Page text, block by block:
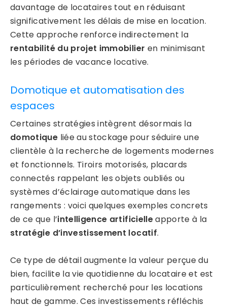
davantage de locataires tout en réduisant
significativement les délais de mise en location.
Cette approche renforce indirectement la
rentabilité du projet immobilier en minimisant
les périodes de vacance locative.
Domotique et automatisation des
espaces
Certaines stratégies intègrent désormais la
domotique liée au stockage pour séduire une
clientèle à la recherche de logements modernes
et fonctionnels. Tiroirs motorisés, placards
connectés rappelant les objets oubliés ou
systèmes d’éclairage automatique dans les
rangements : voici quelques exemples concrets
de ce que l’intelligence artificielleapporte à la
stratégie d’investissement locatif.
Ce type de détail augmente la valeur perçue du
bien, facilite la vie quotidienne du locataire et est
particulièrement recherché pour les locations
haut de gamme. Ces investissements réfléchis